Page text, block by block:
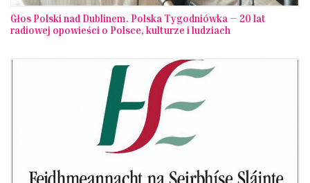
Głos Polski nad Dublinem. Polska Tygodniówka — 20 lat
radiowej opowieści o Polsce, kulturze i ludziach